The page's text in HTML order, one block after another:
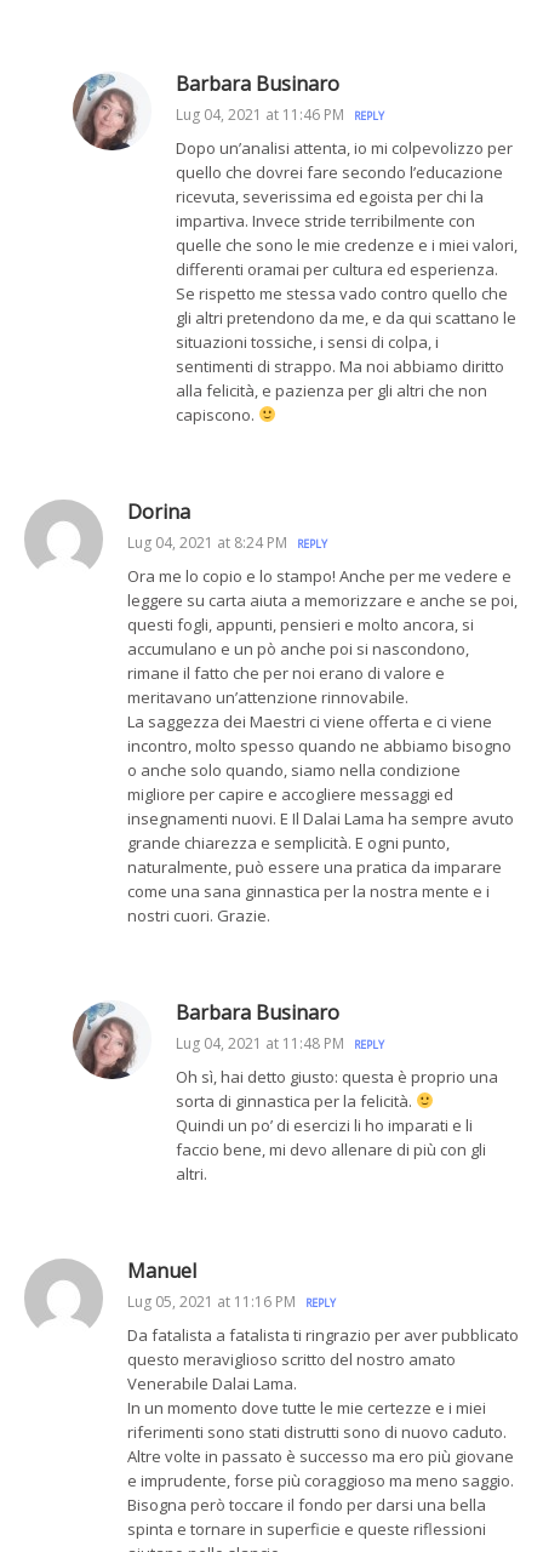
Barbara Businaro
Lug 04, 2021 at 11:46 PM REPLY
Dopo un’analisi attenta, io mi colpevolizzo per
quello che dovrei fare secondo l’educazione
ricevuta, severissima ed egoista per chi la
impartiva. Invece stride terribilmente con
quelle che sono le mie credenze e i miei valori,
differenti oramai per cultura ed esperienza.
Se rispetto me stessa vado contro quello che
gli altri pretendono da me, e da qui scattano le
situazioni tossiche, i sensi di colpa, i
sentimenti di strappo. Ma noi abbiamo diritto
alla felicità, e pazienza per gli altri che non
capiscono.
Dorina
Lug 04, 2021 at 8:24 PM REPLY
Ora me lo copio e lo stampo! Anche per me vedere e
leggere su carta aiuta a memorizzare e anche se poi,
questi fogli, appunti, pensieri e molto ancora, si
accumulano e un pò anche poi si nascondono,
rimane il fatto che per noi erano di valore e
meritavano un’attenzione rinnovabile.
La saggezza dei Maestri ci viene offerta e ci viene
incontro, molto spesso quando ne abbiamo bisogno
o anche solo quando, siamo nella condizione
migliore per capire e accogliere messaggi ed
insegnamenti nuovi. E Il Dalai Lama ha sempre avuto
grande chiarezza e semplicità. E ogni punto,
naturalmente, può essere una pratica da imparare
come una sana ginnastica per la nostra mente e i
nostri cuori. Grazie.
Barbara Businaro
Lug 04, 2021 at 11:48 PM REPLY
Oh sì, hai detto giusto: questa è proprio una
sorta di ginnastica per la felicità.
Quindi un po’ di esercizi li ho imparati e li
faccio bene, mi devo allenare di più con gli
altri.
Manuel
Lug 05, 2021 at 11:16 PM REPLY
Da fatalista a fatalista ti ringrazio per aver pubblicato
questo meraviglioso scritto del nostro amato
Venerabile Dalai Lama.
In un momento dove tutte le mie certezze e i miei
riferimenti sono stati distrutti sono di nuovo caduto.
Altre volte in passato è successo ma ero più giovane
e imprudente, forse più coraggioso ma meno saggio.
Bisogna però toccare il fondo per darsi una bella
spinta e tornare in superficie e queste riflessioni